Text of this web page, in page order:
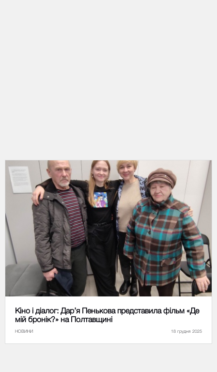
Кіно і діалог: Дар’я Пенькова представила фільм «Де
мій бронік?» на Полтавщині
НОВИНИ 18 грудня 2025